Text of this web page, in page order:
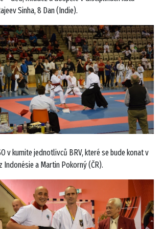
Sinha, 8 Dan (Indie).
v kumite jednotlivců BRV, které se bude konat v
a Martin Pokorný (ČR).